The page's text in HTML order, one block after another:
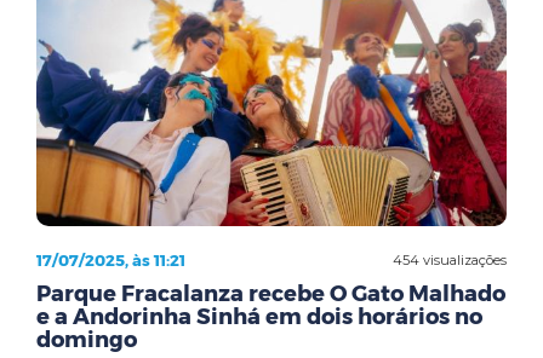
454 visualizações
17/07/2025, às 11:21
Parque Fracalanza recebe O Gato Malhado
e a Andorinha Sinhá em dois horários no
domingo